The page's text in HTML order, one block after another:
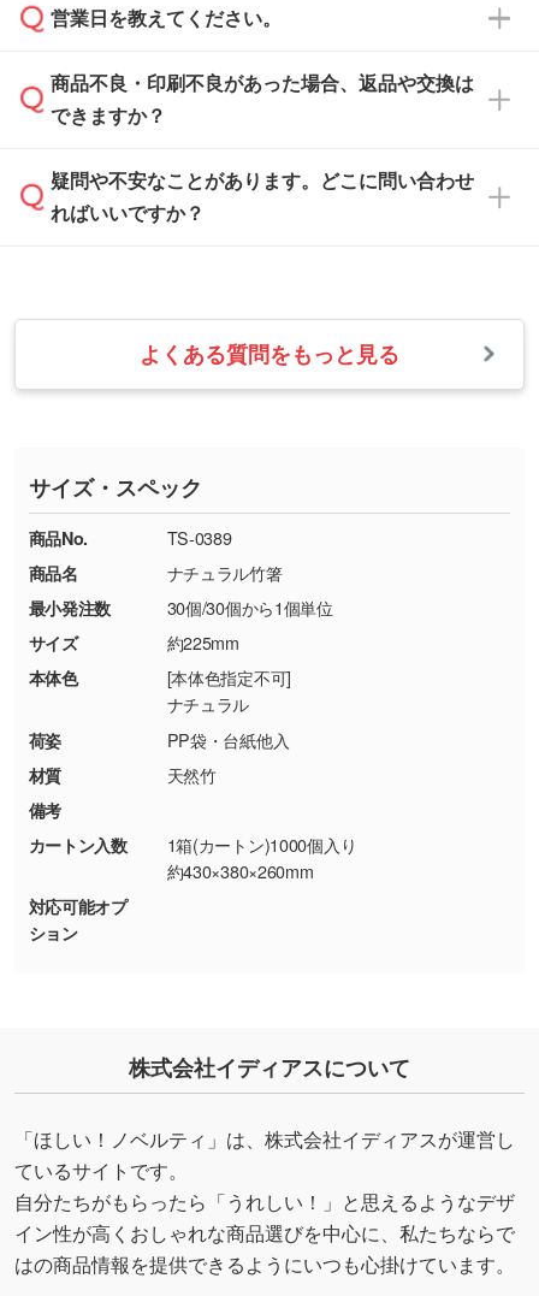
なお、印刷用データの作り方に関する詳細は、
・解像度の低いデータをトレース/調整してほ
しい
解像度の低い画像や、手書きのイラスト、写真
などを、印刷に適したベクターデータに変換し
・フルカラーデータを1色に変換してほしい
・1色印刷でグラデーションや濃淡を表現した
い
す。→詳しく見る
・コーポレートカラーを使って印刷したい／印
刷色にこだわりがある
DIC・PANTONEなどのカラーチップの指定や、
現物支給による色指定も承っております。→
しく見る
・背景がある画像からキャラクター部分だけを
シンプルな背景のデータや、使いたいキャラク
り抜き処理が可能です。→詳しく見る
・持っているデータの背景が足りない／塗り足
しの作り方が分からない
・デザインにQRコードを入れたい／QRコード
URLをご指定いただければ、QRコードを生成
いたします。配置のご相談にも応じています。
→詳しく見る
ご希望や商品の本体色を確認し、印刷色をご提
本体色がブラック、ネイビーなど濃色の場合は
白色か淡い色の印刷色をおすすめしておりま
す。
本体色がナチュラルなど淡色の場合、印刷をく
っきりと目立たせたいときは濃い印刷色が、柔
らかい雰囲気にしたいときは淡い印刷色が映え
また、お選びいただいた印刷色が本体色に合わ
ない場合や仕上がりに影響しそうな場合は、ス
タッフから別の色をご案内することもございま
営業日を教えてください。
営業日は平日の10:00～18:00で、土日祝日はお
休みとなります。注文・見積・お問い合わせ
速やかに対応いたします。
商品不良・印刷不良があった場合、返品や交換は
できますか？
お手数をお掛けいたしますが、至急担当スタッ
フまでご連絡ください。商品の状況を確認し、
・お届け時に商品が損傷・故障している場合
・ご注文と異なる商品が届いた場合
・印刷不良があった場合
※詳しくは「商品の良品基準について
ください。
【返品・交換ができない場合】
・お客様の元で商品を加工された場合、または
商品が破損した場合
・商品到着後7日以上経過している場合
・お客様のご都合による返品・交換依頼(商
品・色・数量などの注文間違い等)
疑問や不安なことがあります。どこに問い合わせ
ればいいですか？
業日以内に担当スタッフよりメールにてご連絡
いたします。
お急ぎの場合はお電話でのご質問も受け付けて
TEL：0422-29-9911 営業時間10:00～
18:00(土日祝日除く)
お問い合わせフォームはこちら
よくある質問をもっと見る
サイズ・スペック
商品No.
TS-0389
商品名
ナチュラル竹箸
最小発注数
30個/30個から1個単位
サイズ
約225mm
本体色
[本体色指定不可]
ナチュラル
荷姿
PP袋・台紙他入
材質
天然竹
備考
カートン入数
1箱(カートン)1000個入り
約430×380×260mm
対応可能オプ
ション
株式会社イディアスについて
「ほしい！ノベルティ」は、株式会社イディアスが運営し
ているサイトです。
自分たちがもらったら「うれしい！」と思えるようなデザ
イン性が高くおしゃれな商品選びを中心に、私たちならで
はの商品情報を提供できるようにいつも心掛けています。